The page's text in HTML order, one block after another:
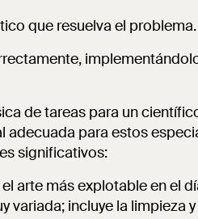
que resuelva el problema.
de tareas para un
para estos
significativos:
arte más explotable en el
variada; incluye la limpieza